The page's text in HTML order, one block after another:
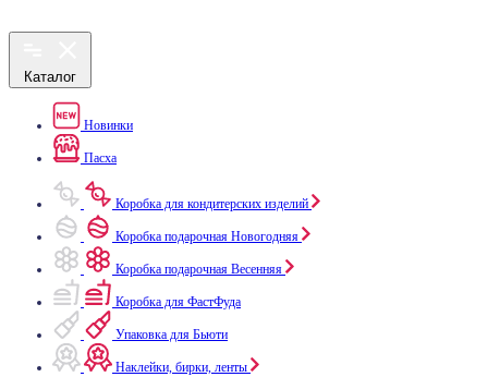
Каталог
Новинки
Пасха
Коробка для кондитерских изделий
Коробка подарочная Новогодняя
Коробка подарочная Весенняя
Коробка для ФастФуда
Упаковка для Бьюти
Наклейки, бирки, ленты